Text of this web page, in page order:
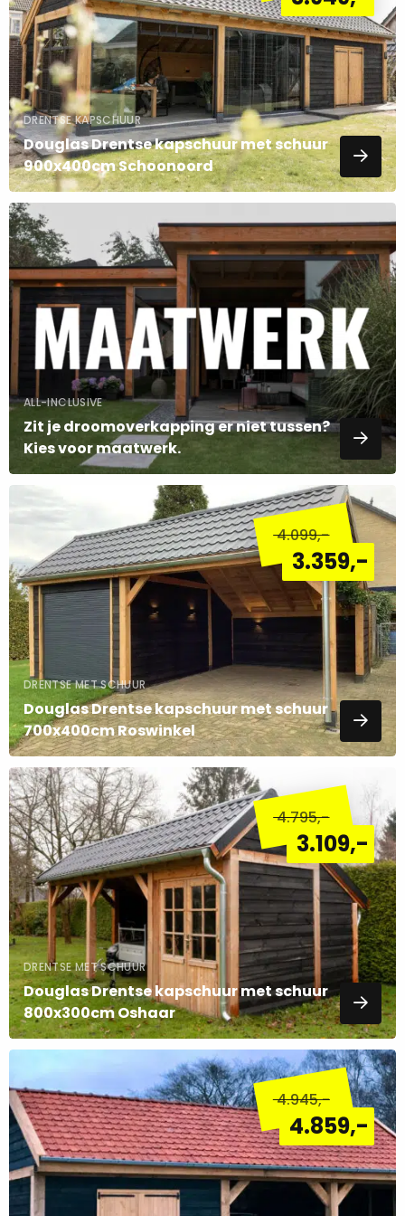
tuinkamer winterproof door dak- en wandisolatie toe
te voegen. Door het isoleren van je wanden en
plafond kun je, wanneer je een haard in de
overkapping plaatst, ook in de winterdagen genieten
van je overkapping.
DRENTSE KAPSCHUUR
Douglas Drentse kapschuur met schuur
900x400cm Schoonoord
ALL-INCLUSIVE
Zit je droomoverkapping er niet tussen?
Kies voor maatwerk.
Lees
meer
over
4.099,-
3.359,-
DRENTSE MET SCHUUR
Douglas Drentse kapschuur met schuur
700x400cm Roswinkel
meer
4.795,-
3.109,-
DRENTSE MET SCHUUR
Douglas Drentse kapschuur met schuur
800x300cm Oshaar
Lees
meer
over
4.945,-
4.859,-
meer
over